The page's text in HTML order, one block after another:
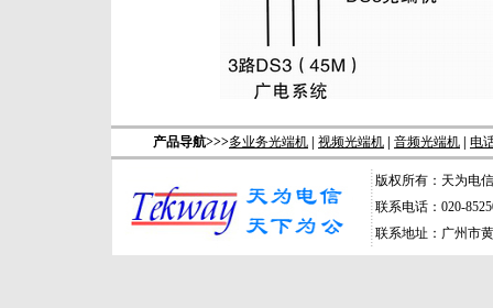
产品导航>>>多业务光端机 视频光端机 音频光端机 电
版权所有：天为电
联系电话：020-
联系地址：广州市